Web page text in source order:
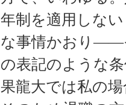
年制を適用しな
な事情かおり――
の表記のような
果龍大では私の